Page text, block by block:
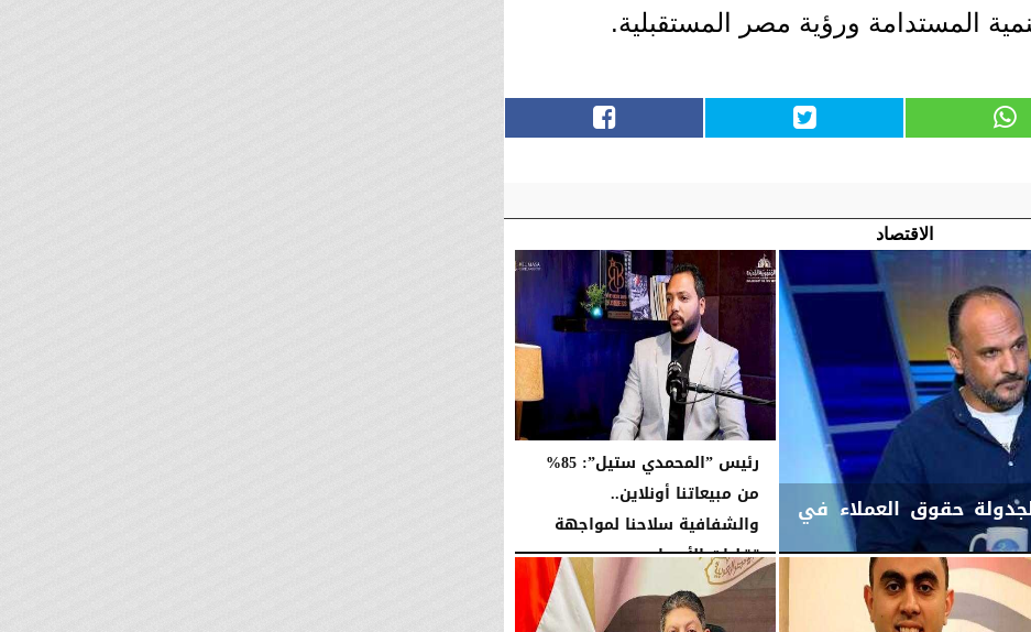
المستدامة ورؤية مصر المستقبلية.
الاقتصاد
حقوق العملاء في
رئيس ”المحمدي ستيل”: 85%
من مبيعاتنا أونلاين..
والشفافية سلاحنا لمواجهة
تقلبات الأسعار
الأربعاء، 5 أغسطس 2026 06:02 مـ